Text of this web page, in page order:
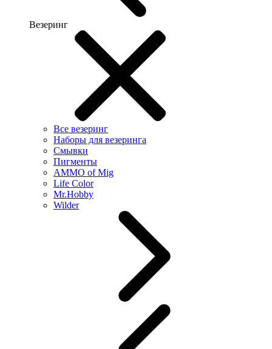
Везеринг
Все везеринг
Наборы для везеринга
Смывки
Пигменты
AMMO of Mig
Life Color
Mr.Hobby
Wilder